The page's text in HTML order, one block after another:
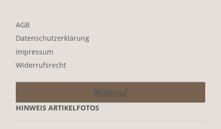
AGB
Datenschutzerklärung
Impressum
Widerrufsrecht
Widerruf
HINWEIS ARTIKELFOTOS